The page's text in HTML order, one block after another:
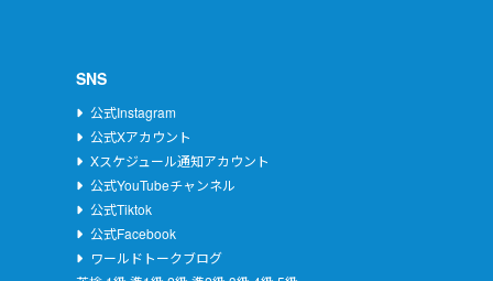
SNS
公式Instagram
公式Xアカウント
Xスケジュール通知アカウント
公式YouTubeチャンネル
公式Tiktok
公式Facebook
ワールドトークブログ